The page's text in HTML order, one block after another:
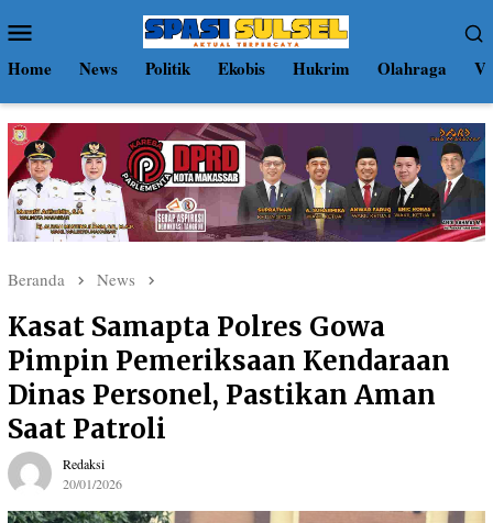
ke
kontenMobile
Home News Politik Ekobis Hukrim Olahraga
Beranda News
Kasat Samapta Polres Gowa
Pimpin Pemeriksaan Kendaraan
Dinas Personel, Pastikan Aman
Saat Patroli
Redaksi
20/01/2026